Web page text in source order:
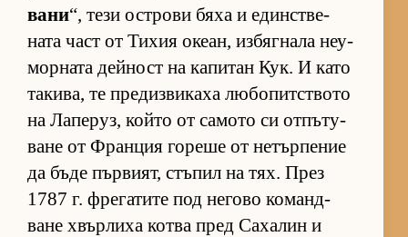
вани“, тези ос­т­рови бяха и един­с­т­ве­
ната част от Ти­хия оке­ан, из­бяг­нала не­у­
мор­ната дей­ност на ка­пи­тан Кук. И като
та­ки­ва, те пре­диз­ви­каха лю­бо­пит­с­твото
на Ла­пе­руз, който от са­мото си от­пъ­ту­
ване от Фран­ция го­реше от не­тър­пе­ние
да бъде пър­ви­ят, стъ­пил на тях. През
1787 г. фре­га­тите под не­гово ко­ман­д­
ване хвър­лиха котва пред Са­ха­лин и